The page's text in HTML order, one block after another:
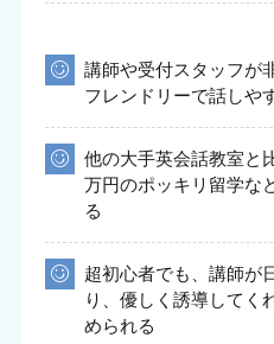
講師や受付スタッフが
フレンドリーで話しや
他の大手英会話教室と
万円のポッキリ留学な
る
超初心者でも、講師が
り、優しく誘導してく
められる